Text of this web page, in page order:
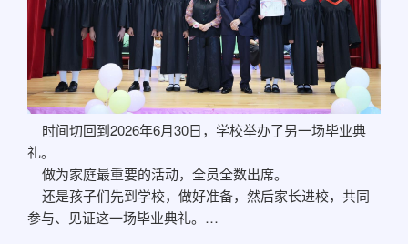
时间切回到2026年6月30日，学校举办了另一场毕业典
礼。
做为家庭最重要的活动，全员全数出席。
还是孩子们先到学校，做好准备，然后家长进校，共同
参与、见证这一场毕业典礼。…